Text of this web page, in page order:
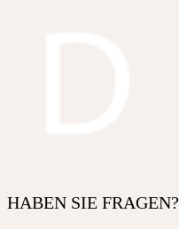
HABEN SIE FRAGEN?